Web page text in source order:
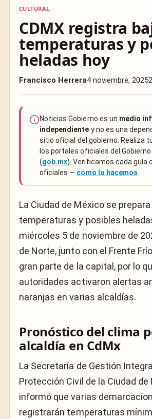
CULTURAL
CDMX registra
temperaturas y
heladas hoy
Francisco Herrera4 noviembre, 2025
Noticias Gobierno es un medio
independiente y no es una
sitio oficial del gobierno. Realiza
los portales oficiales del
(gob.mx). Verificamos cada guía
oficiales — cómo lo hacemos
La Ciudad de México se
temperaturas y posibles
miércoles 5 de noviembre de
de Norte, junto con el Frente
gran parte de la capital, por lo
autoridades activaron alertas
naranjas en varias alcaldías.
Pronóstico del clima
alcaldía en CdMx
La Secretaría de Gestión
Protección Civil de la Ciudad de
informó que varias
registrarán temperaturas